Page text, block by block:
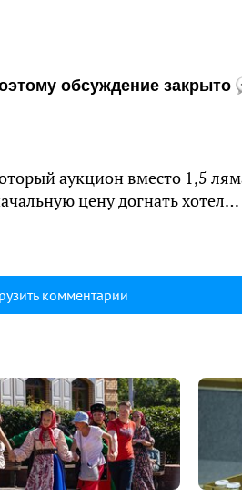
обсуждение закрыто
аукцион вместо 1,5
цену догнать хотел…
комментарии